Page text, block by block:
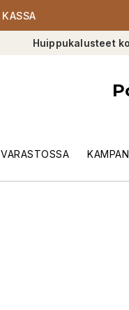
KASSA
Huippukalusteet
VARASTOSSA